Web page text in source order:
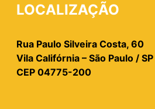
LOCALIZAÇÃO
Rua Paulo Silveira Costa, 60
Vila Califórnia – São Paulo / SP
CEP 04775-200